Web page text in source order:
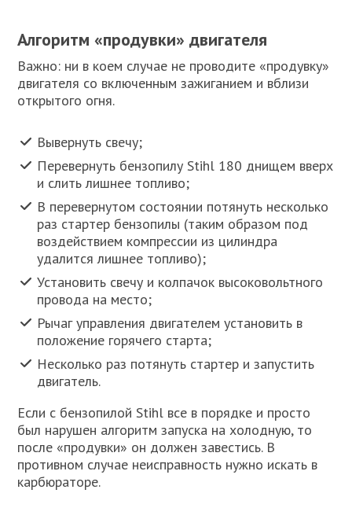
Алгоритм «продувки» двигателя
Важно: ни в коем случае не проводите «продувку»
двигателя со включенным зажиганием и вблизи
открытого огня.
Вывернуть свечу;
Перевернуть бензопилу Stihl 180 днищем вверх
и слить лишнее топливо;
В перевернутом состоянии потянуть несколько
раз стартер бензопилы (таким образом под
воздействием компрессии из цилиндра
удалится лишнее топливо);
Установить свечу и колпачок высоковольтного
провода на место;
Рычаг управления двигателем установить в
положение горячего старта;
Несколько раз потянуть стартер и запустить
двигатель.
Если с бензопилой Stihl все в порядке и просто
был нарушен алгоритм запуска на холодную, то
после «продувки» он должен завестись. В
противном случае неисправность нужно искать в
карбюраторе.